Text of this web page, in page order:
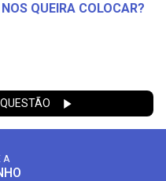
QUEIRA COLOCAR?
A